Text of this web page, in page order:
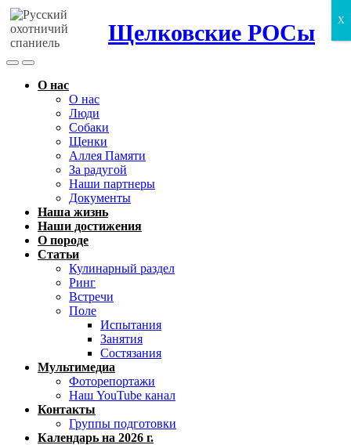
Щелковские РОСы
Search
Toggle
Menu
О нас
О нас
Люди
Собаки
Щенки
Аллея Памяти
За радугой
Наши партнеры
Документы
Наша жизнь
Наши достижения
О породе
Статьи
Кулинарный раздел
Ринг
Встречи
Поле
Испытания
Занятия
Состязания
Мультимедиа
Фоторепортажи
Наш YouTube канал
Контакты
Группы подготовки
Календарь на 2026 г.
X